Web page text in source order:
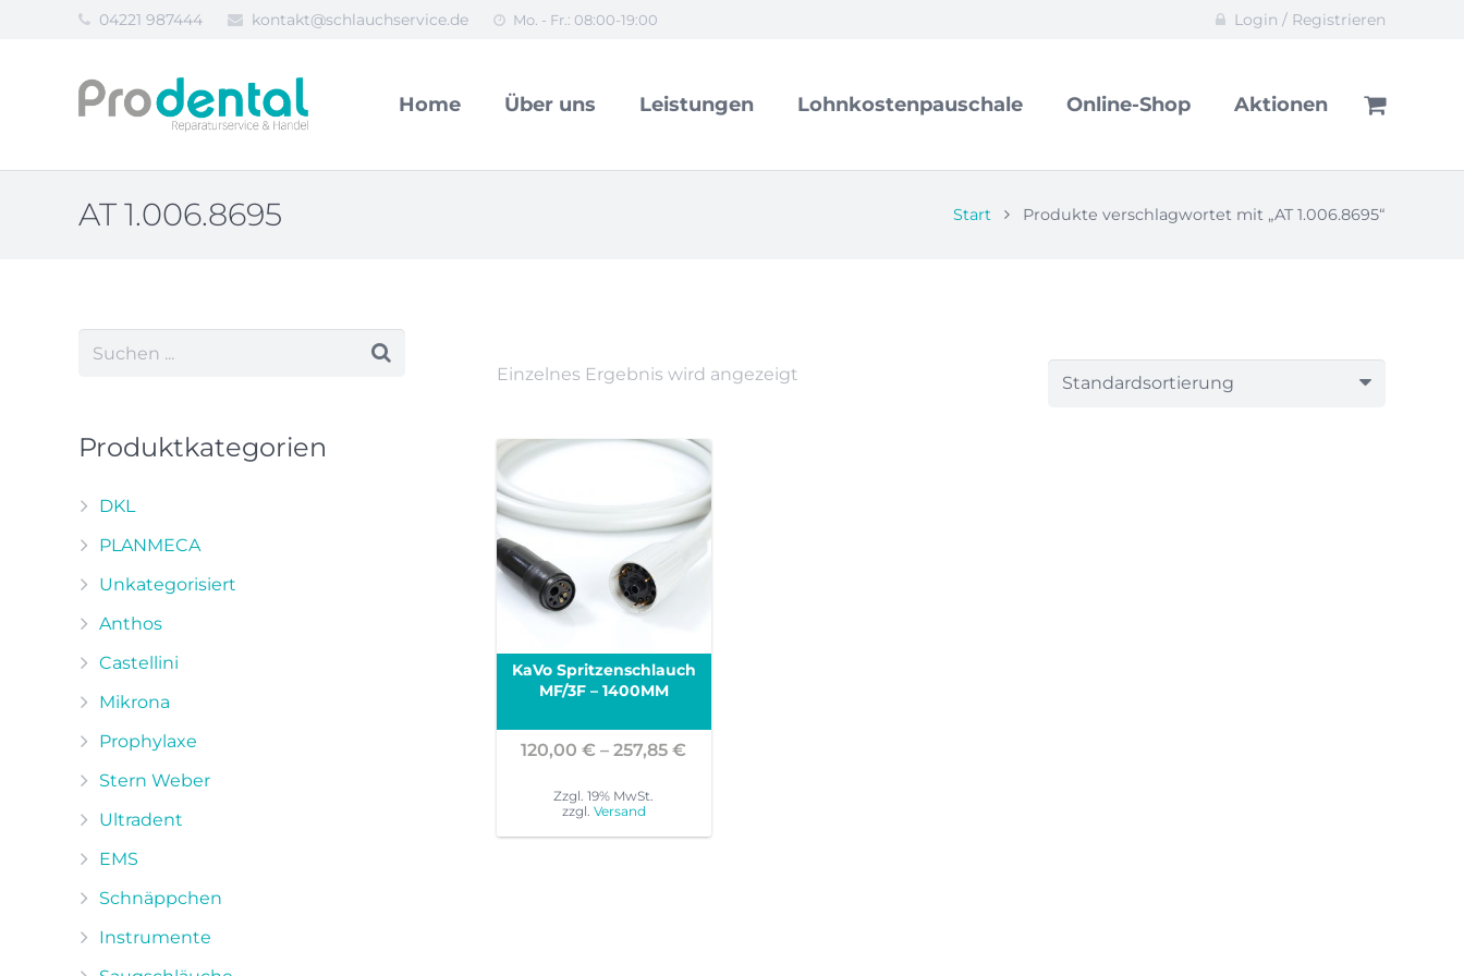
04221 987444 kontakt@schlauchservice.de Mo. - Fr.: 08:00-19:00 Login / Registrieren
Home Über uns Leistungen Lohnkostenpauschale Online-Shop Aktionen
AT 1.006.8695 Start Produkte verschlagwortet mit „AT 1.006.8695“
Einzelnes Ergebnis wird angezeigt
KaVo Spritzenschlauch
MF/3F – 1400MM
120,00€ –257,85€
Zzgl. 19% MwSt.
zzgl. Versand
Produktkategorien
DKL
PLANMECA
Unkategorisiert
Anthos
Castellini
Mikrona
Prophylaxe
Stern Weber
Ultradent
EMS
Schnäppchen
Instrumente